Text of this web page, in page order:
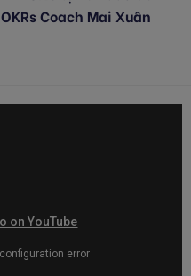
OKRs Coach Mai Xuân